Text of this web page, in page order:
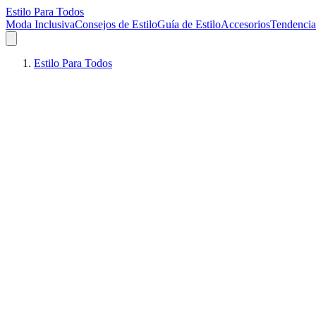
Estilo Para Todos
Moda InclusivaConsejos de EstiloGuía de EstiloAccesorios
Estilo Para Todos